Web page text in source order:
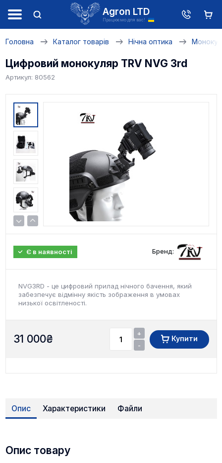
Agron LTD
Працюємо для вас!
Головна Каталог товарів Нічна оптика
Цифровий монокуляр TRV NVG 3rd
Артикул: 80562
Є в наявності Бренд:
NVG3RD - це цифровий прилад нічного бачення, який
забезпечує відмінну якість зображення в умовах
низької освітленості.
31 000₴
+
-
Купити
Опис Характеристики Файли
Опис товару